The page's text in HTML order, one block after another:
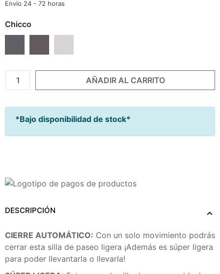
Envío 24 - 72 horas
Chicco
AÑADIR AL CARRITO
*Bajo disponibilidad de stock*
DESCRIPCIÓN
CIERRE AUTOMÁTICO: Con un solo movimiento podrás
cerrar esta silla de paseo ligera ¡Además es súper ligera
para poder llevantarla o llevarla!